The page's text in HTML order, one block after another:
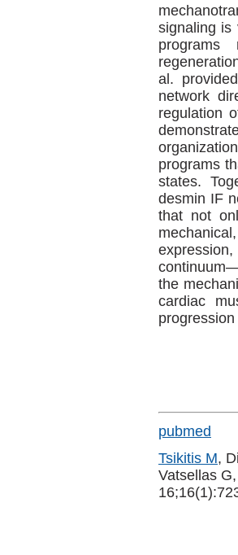
signaling is
programs
al.
network
regulation
programs
states.
desmin IF
that not
the
cardiac
pubmed
Tsikitis M,
Vatsellas